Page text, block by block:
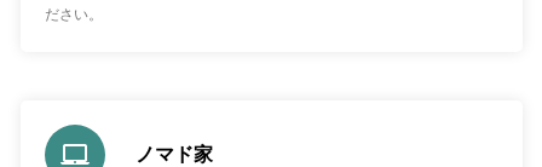
ださい。
ノマド家